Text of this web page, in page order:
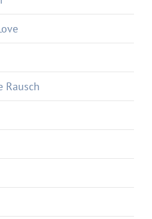
Rausch